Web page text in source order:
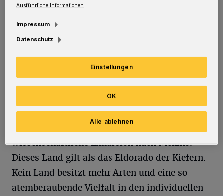
Z
Kiefern-Spezialisten Deutschlands. Seit
1992 sammelt er Zapfen an den
Naturstandorten weltweit, hält Vorträge und
betreibt eine Website. Nach intensiven
Vorbereitungen unternahm er 2023 eine
wissenschaftliche Exkursion nach Mexiko.
Dieses Land gilt als das Eldorado der Kiefern.
Kein Land besitzt mehr Arten und eine so
atemberaubende Vielfalt in den individuellen
Ausführliche Informationen
Impressum
Datenschutz
Einstellungen
Alle ablehnen
OK